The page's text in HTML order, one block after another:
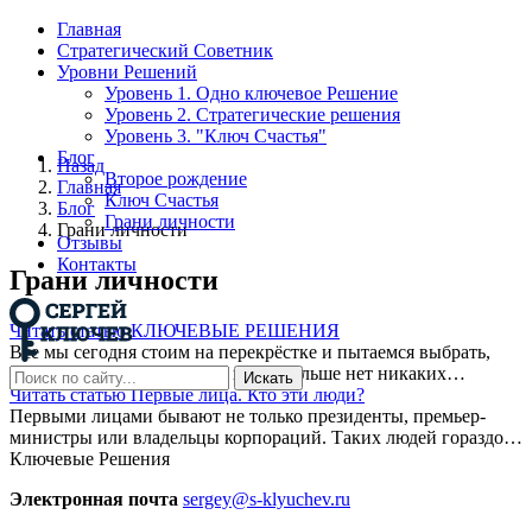
Главная
Стратегический Советник
Уровни Решений
Уровень 1. Одно ключевое Решение
Уровень 2. Стратегические решения
Уровень 3. "Ключ Счастья"
Блог
Второе рождение
Ключ Счастья
Грани личности
Отзывы
Контакты
Искать
Назад
Главная
Блог
Грани личности
Грани личности
Читать статью КЛЮЧЕВЫЕ РЕШЕНИЯ
Все мы сегодня стоим на перекрёстке и пытаемся выбрать,
куда идти дальше, когда на карте больше нет никаких…
Читать статью Первые лица. Кто эти люди?
Первыми лицами бывают не только президенты, премьер-
министры или владельцы корпораций. Таких людей гораздо…
Ключевые Решения
Электронная почта sergey@s-klyuchev.ru